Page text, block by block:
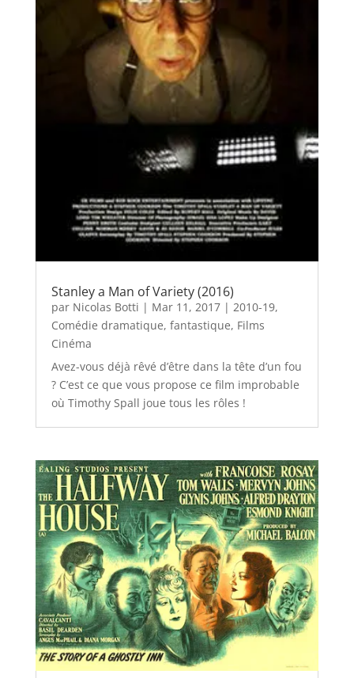
Stanley a Man of Variety (2016)
par Nicolas Botti | Mar 11, 2017| 2010-19,
Comédie dramatique, fantastique, Films
Cinéma
Avez-vous déjà rêvé d’être dans la tête d’un fou
? C’est ce que vous propose ce film improbable
où Timothy Spall joue tous les rôles !